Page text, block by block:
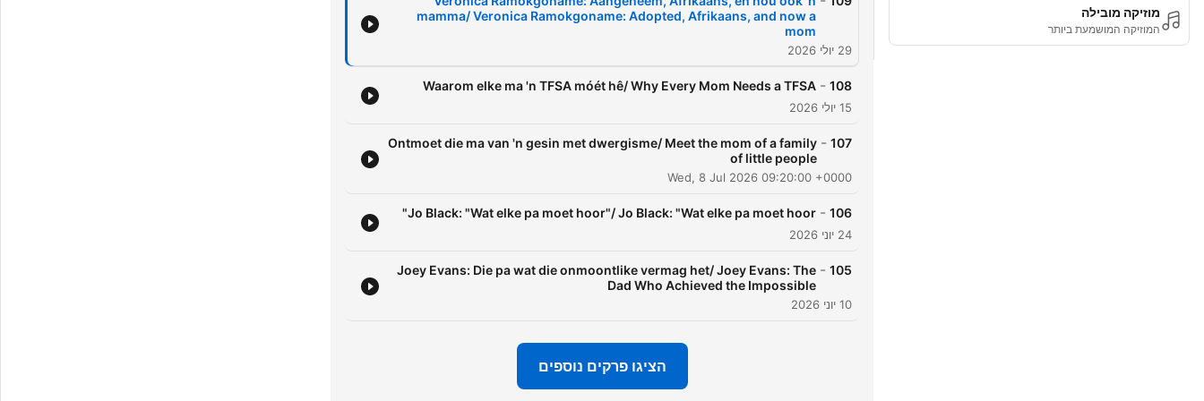
מוזיקה מובילה
המוזיקה המושמעת ביותר
postpartum depressie,
Alledaagse én bekende ma's
hulle stories te deel. 'n Ma & 'n
(ten spyte daarvan dat jy soms
vir jou kind. 'n Ma & 'n
modern Afrikaans mom. Host
Daniëlla van Heerden (herself
mamma/ Veronica Ramokgoname: Adopted, Afrikaans, and now a
mom
29 יולי 2026
108
-
Waarom elke ma 'n TFSA móét hê/ Why Every Mom Needs a TFSA
15 יולי 2026
107
-
Ontmoet die ma van 'n gesin met dwergisme/ Meet the mom of a family
of little people
Wed, 8 Jul 2026 09:20:00 +0000
106
-
Jo Black: "Wat elke pa moet hoor"/ Jo Black: "Wat elke pa moet hoor"
24 יוני 2026
105
-
Joey Evans: Die pa wat die onmoontlike vermag het/ Joey Evans: The
Dad Who Achieved the Impossible
10 יוני 2026
הציגו פרקים נוספים